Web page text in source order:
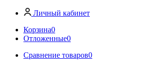
Личный кабинет
Корзина0
Отложенные0
Сравнение товаров0